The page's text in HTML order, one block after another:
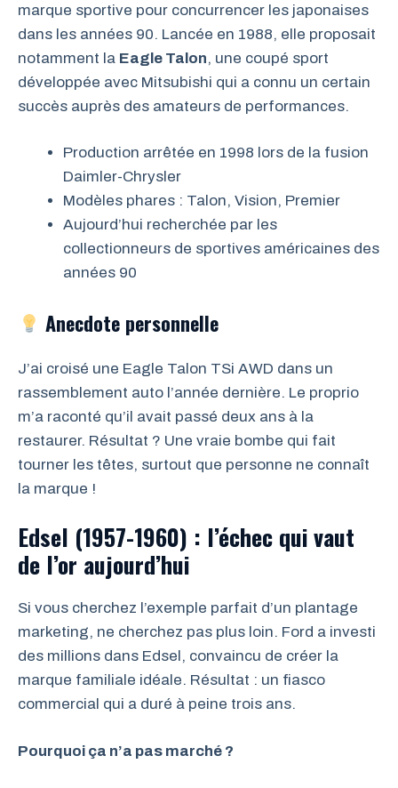
marque sportive pour concurrencer les japonaises
dans les années 90. Lancée en 1988, elle proposait
notamment la Eagle Talon, une coupé sport
développée avec Mitsubishi qui a connu un certain
succès auprès des amateurs de performances.
Production arrêtée en 1998 lors de la fusion
Daimler-Chrysler
Modèles phares : Talon, Vision, Premier
Aujourd’hui recherchée par les
collectionneurs de sportives américaines des
années 90
Anecdote personnelle
J’ai croisé une Eagle Talon TSi AWD dans un
rassemblement auto l’année dernière. Le proprio
m’a raconté qu’il avait passé deux ans à la
restaurer. Résultat ? Une vraie bombe qui fait
tourner les têtes, surtout que personne ne connaît
la marque !
Edsel (1957-1960) : l’échec qui vaut
de l’or aujourd’hui
Si vous cherchez l’exemple parfait d’un plantage
marketing, ne cherchez pas plus loin. Ford a investi
des millions dans Edsel, convaincu de créer la
marque familiale idéale. Résultat : un fiasco
commercial qui a duré à peine trois ans.
Pourquoi ça n’a pas marché ?